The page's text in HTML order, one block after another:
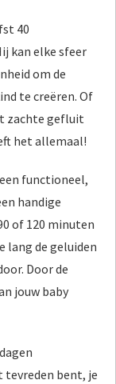
40
kan elke sfeer
om de
te creëren. Of
zachte gefluit
het allemaal!
functioneel,
handige
of 120 minuten
lang de geluiden
Door de
jouw baby
bent, je